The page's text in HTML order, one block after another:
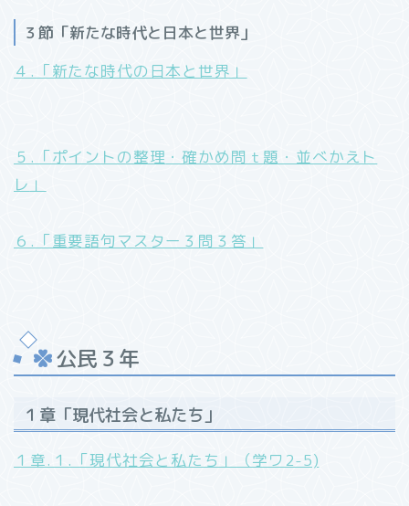
３節「新たな時代と日本と世界」
４.「新たな時代の日本と世界」
５.「ポイントの整理 ・確かめ問ｔ題・並べかえト
レ 」
６.「重要語句マスター３問３答」
公民３年
１章「現代社会と私たち」
１章.１.「現代社会と私たち」（学ワ2-5)